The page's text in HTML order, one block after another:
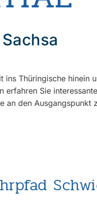
Thüringische hinein
Sie
an den Ausgangspunkt